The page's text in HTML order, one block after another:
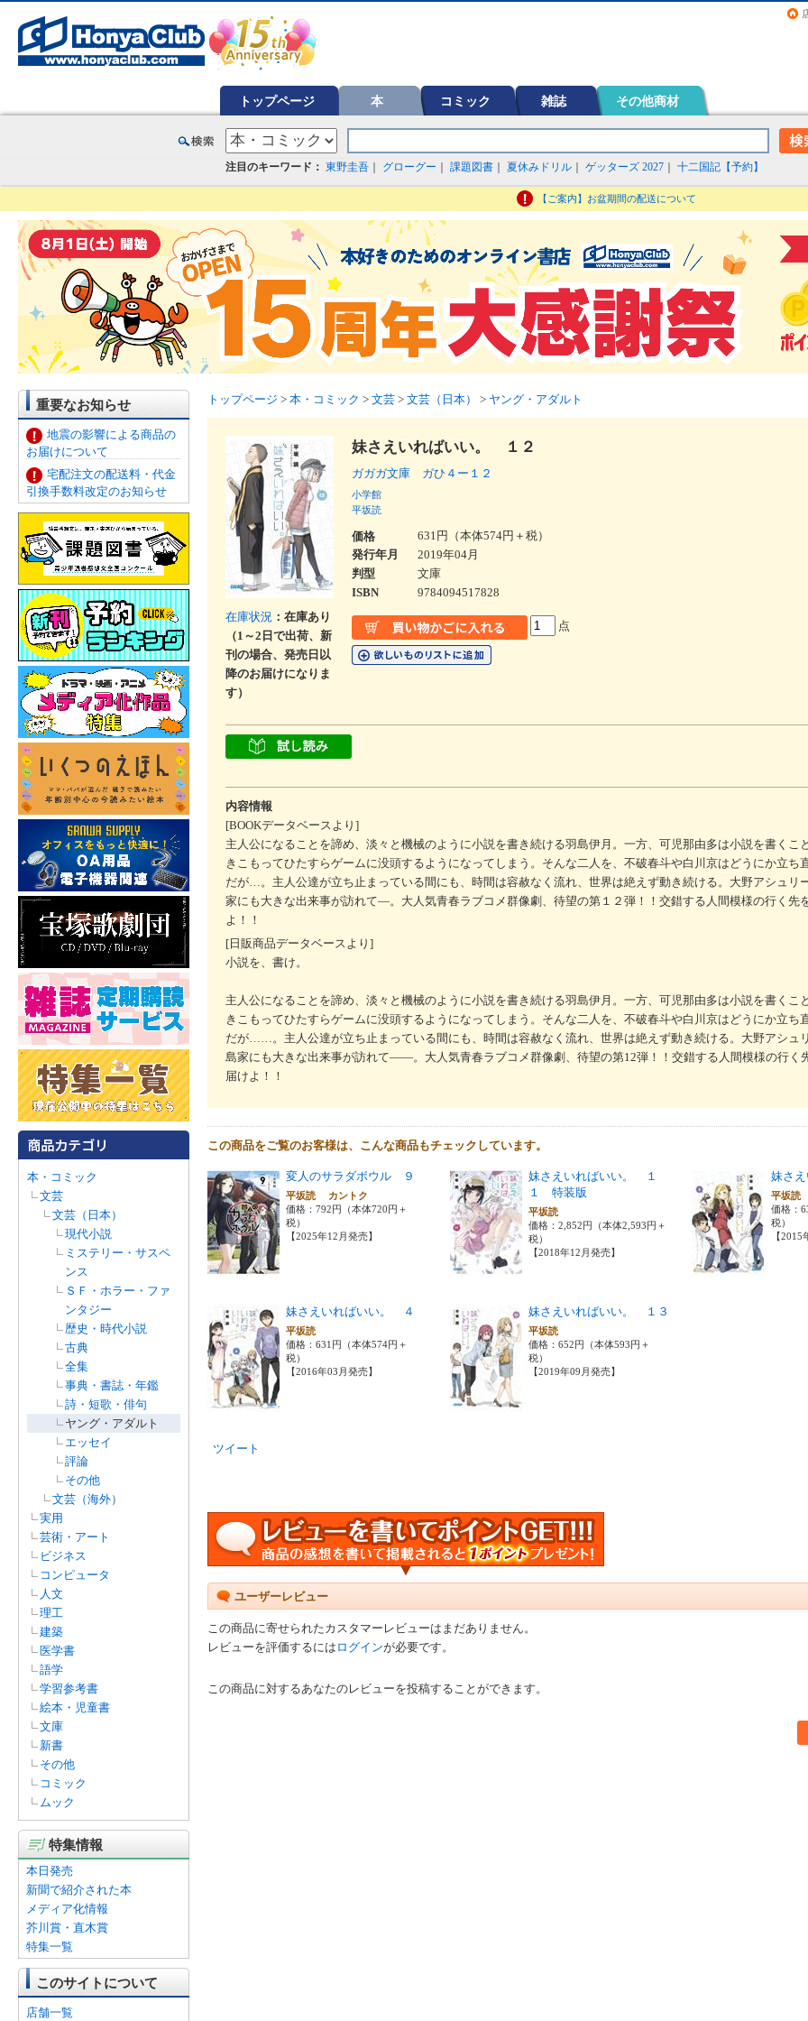
トップページ 本 コミック 雑誌 その他商材
注目のキーワード： 東野圭吾 グローグー 課題図書 夏休みドリル ゲッターズ 2027 十二国記【予約】
【ご案内】お盆期間の配送について
重要なお知らせ
地震の影響による商品の
お届けについて
宅配注文の配送料・代金
引換手数料改定のお知らせ
本・コミック
文芸
文芸（日本）
現代小説
ミステリー・サスペ
ンス
ＳＦ・ホラー・ファ
ンタジー
歴史・時代小説
古典
全集
事典・書誌・年鑑
詩・短歌・俳句
ヤング・アダルト
エッセイ
評論
その他
文芸（海外）
実用
芸術・アート
ビジネス
コンピュータ
人文
理工
建築
医学書
語学
学習参考書
絵本・児童書
文庫
新書
その他
コミック
ムック
特集情報
本日発売
新聞で紹介された本
メディア化情報
芥川賞・直木賞
特集一覧
このサイトについて
店舗一覧
トップページ > 本・コミック > 文芸 > 文芸（日本） > ヤング・アダルト
在庫状況 ：在庫あり
（1～2日で出荷、新
刊の場合、発売日以
降のお届けになりま
す）
妹さえいればいい。 １２
ガガガ文庫 ガひ４ー１２
小学館
平坂読
価格
631円（本体574円＋税）
発行年月
2019年04月
判型
文庫
ISBN
9784094517828
点
内容情報
[BOOKデータベースより]
主人公になることを諦め、淡々と機械のように小説を書き続ける羽島伊月。一方、可児那由多は小説を書くこ
きこもってひたすらゲームに没頭するようになってしまう。そんな二人を、不破春斗や白川京はどうにか立ち
だが…。主人公達が立ち止まっている間にも、時間は容赦なく流れ、世界は絶えず動き続ける。大野アシュリ
家にも大きな出来事が訪れて―。大人気青春ラブコメ群像劇、待望の第１２弾！！交錯する人間模様の行く先
よ！！
[日販商品データベースより]
小説を、書け。
主人公になることを諦め、淡々と機械のように小説を書き続ける羽島伊月。一方、可児那由多は小説を書くこ
きこもってひたすらゲームに没頭するようになってしまう。そんな二人を、不破春斗や白川京はどうにか立ち
だが……。主人公達が立ち止まっている間にも、時間は容赦なく流れ、世界は絶えず動き続ける。大野アシュ
島家にも大きな出来事が訪れて――。大人気青春ラブコメ群像劇、待望の第12弾！！交錯する人間模様の行く
届けよ！！
この商品をご覧のお客様は、こんな商品もチェックしています。
変人のサラダボウル ９
平坂読 カントク
価格：792円（本体720円＋
税）
【2025年12月発売】
妹さえいればいい。 １
１ 特装版
平坂読
価格：2,852円（本体2,593円＋
税）
【2018年12月発売】
妹さ
平坂読
価格：
税）
【2015
妹さえいればいい。 ４
平坂読
価格：631円（本体574円＋
税）
【2016年03月発売】
妹さえいればいい。 １３
平坂読
価格：652円（本体593円＋
税）
【2019年09月発売】
ツイート
ユーザーレビュー
この商品に寄せられたカスタマーレビューはまだありません。
レビューを評価するには ログインが必要です。
この商品に対するあなたのレビューを投稿することができます。